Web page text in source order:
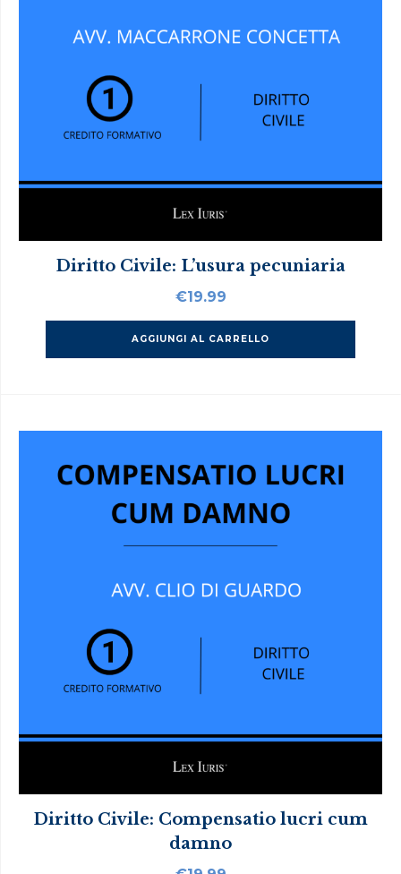
Diritto Civile: L’usura pecuniaria
€19.99
AGGIUNGI AL CARRELLO
Diritto Civile: Compensatio lucri cum
damno